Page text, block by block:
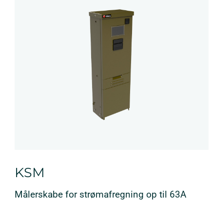
KSM
Målerskabe for strømafregning op til 63A